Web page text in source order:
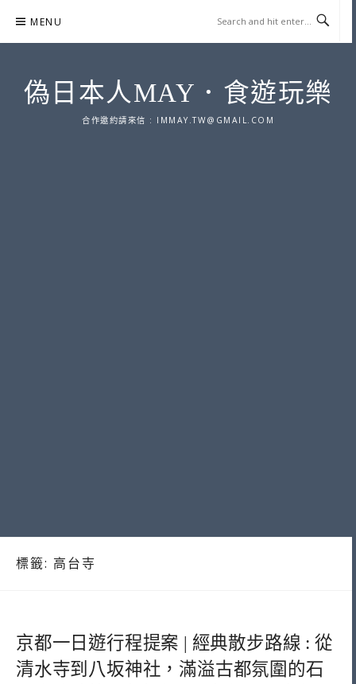
content
MENU
偽日本人MAY．食遊玩樂
合作邀約請來信 : IMMAY.TW@GMAIL.COM
標籤: 高台寺
京都一日遊行程提案 | 經典散步路線 : 從
清水寺到八坂神社，滿溢古都氛圍的石